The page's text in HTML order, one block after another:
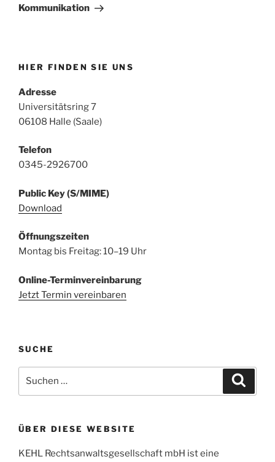
Kommunikation
HIER FINDEN SIE UNS
Adresse
Universitätsring 7
06108 Halle (Saale)
Telefon
0345-2926700
Public Key (S/MIME)
Download
Öffnungszeiten
Montag bis Freitag: 10–19 Uhr
Online-Terminvereinbarung
Jetzt Termin vereinbaren
SUCHE
nach:
ÜBER DIESE WEBSITE
KEHL Rechtsanwaltsgesellschaft mbH ist eine